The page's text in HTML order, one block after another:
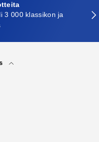
3 000 klassikon ja